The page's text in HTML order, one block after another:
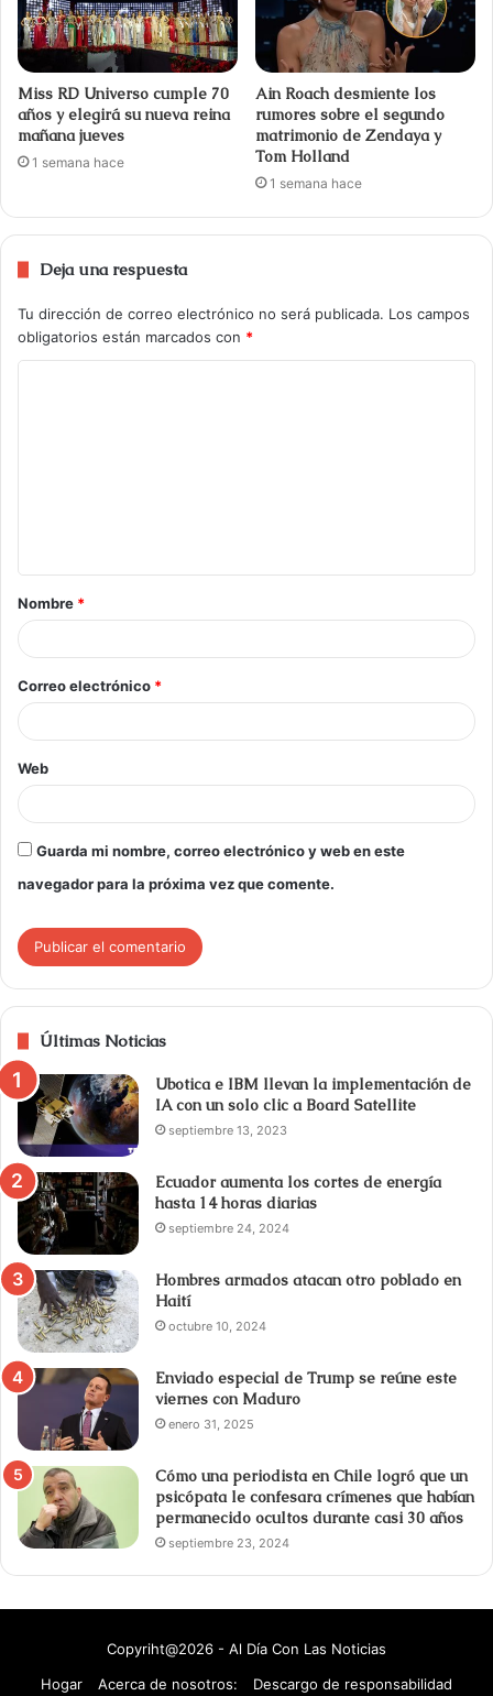
Miss RD Universo cumple 70
años y elegirá su nueva reina
mañana jueves
1 semana hace
Ain Roach desmiente los
rumores sobre el segundo
matrimonio de Zendaya y
Tom Holland
1 semana hace
Deja una respuesta
Tu dirección de correo electrónico no será publicada. Los campos
obligatorios están marcados con *
Nombre *
Correo electrónico *
Web
Guarda mi nombre, correo electrónico y web en este
navegador para la próxima vez que comente.
Últimas Noticias
Ubotica e IBM llevan la implementación de
IA con un solo clic a Board Satellite
septiembre 13, 2023
Ecuador aumenta los cortes de energía
hasta 14 horas diarias
septiembre 24, 2024
Hombres armados atacan otro poblado en
Haití
octubre 10, 2024
Enviado especial de Trump se reúne este
viernes con Maduro
enero 31, 2025
Cómo una periodista en Chile logró que un
psicópata le confesara crímenes que habían
permanecido ocultos durante casi 30 años
septiembre 23, 2024
Copyriht@2026 - Al Día Con Las Noticias
Hogar
Acerca de nosotros: Descargo de responsabilidad